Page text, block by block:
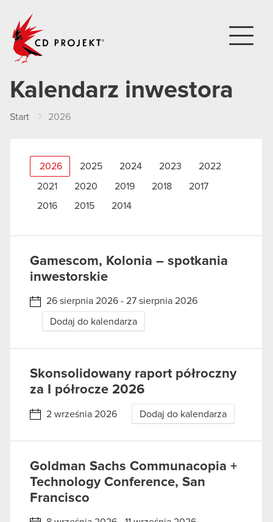
Kalendarz inwestora
Start 2026
2026 2025 2024 2023 2022
2021 2020 2019 2018
2017
2016
2015 2014
Gamescom, Kolonia – spotkania
inwestorskie
26 sierpnia 2026 - 27 sierpnia 2026
Dodaj do kalendarza
Skonsolidowany raport półroczny
za I półrocze 2026
2 września 2026 Dodaj do kalendarza
Goldman Sachs Communacopia +
Technology Conference, San
Francisco